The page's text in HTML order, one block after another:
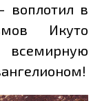
воплотил в
Икуто